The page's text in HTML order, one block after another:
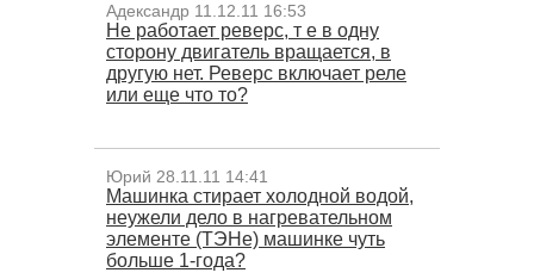
Адександр 11.12.11 16:53
Не работает реверс, т е в одну
сторону двигатель вращается, в
другую нет. Реверс включает реле
или еще что то?
Юрий 28.11.11 14:41
Машинка стирает холодной водой,
неужели дело в нагревательном
элементе (ТЭНе) машинке чуть
больше 1-года?